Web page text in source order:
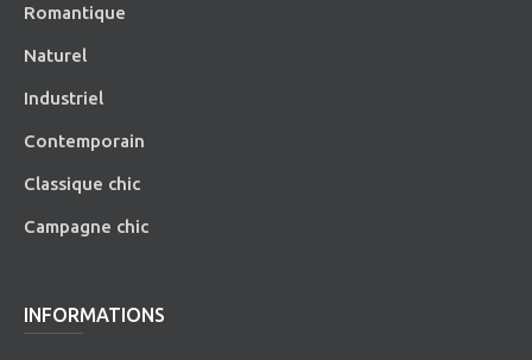
Romantique
Naturel
Industriel
Contemporain
Classique chic
Campagne chic
INFORMATIONS